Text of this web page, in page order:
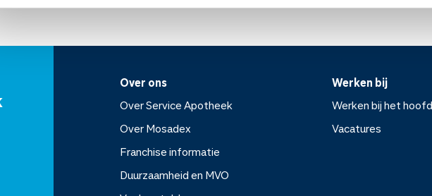
Over ons
Over Service Apotheek
Over Mosadex
Franchise informatie
Duurzaamheid en MVO
Werken bij
Werken bij het
Vacatures